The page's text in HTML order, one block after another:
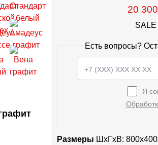
20
SALE
Есть вопросы?
Я
Размеры ШxГхВ: